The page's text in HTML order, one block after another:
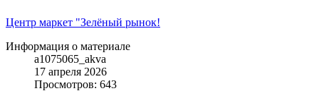
Центр маркет "Зелёный рынок!
Информация о материале
a1075065_akva
17 апреля 2026
Просмотров: 643